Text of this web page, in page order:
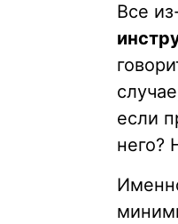
Все
если
него?